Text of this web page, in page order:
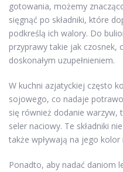
gotowania, możemy
sięgnąć po składniki, które
podkreślą ich walory. Do
przyprawy takie jak czosnek,
doskonałym uzupełnieniem.
W kuchni azjatyckiej często
sojowego, co nadaje
się również dodanie warzyw,
seler naciowy. Te składniki
także wpływają na jego kolor
Ponadto, aby nadać daniom